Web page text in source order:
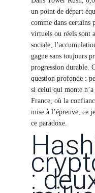
un point de départ
comme dans certains
virtuels ou réels sont
sociale,
gagne sans toujours
progression durable.
question profonde :
si celui qui monte
France, où la
mise à l’épreuve, ce
ce paradoxe.
: